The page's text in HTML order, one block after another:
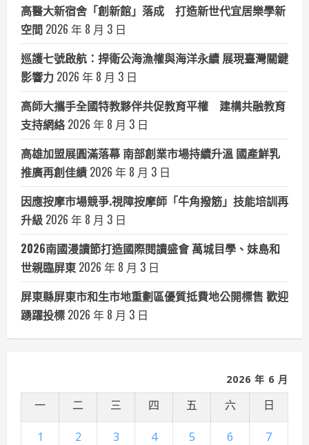
高醫大新宿舍「創新館」落成 打造新世代宜居樂學新
空間 2026 年 8 月 3 日
巡護七號啟航：捍衛公海漁權與海洋永續 展現臺灣關鍵
影響力 2026 年 8 月 3 日
高師大攜手全國特教夥伴共促教育平權 建構共融教育
支持網絡 2026 年 8 月 3 日
高雄加盟展圓滿落幕 南部創業市場持續升溫 國產鮮乳
推廣再創佳績 2026 年 8 月 3 日
因應按摩市場競爭.視障按摩師「牛角撥筋」技能培訓再
升級 2026 年 8 月 3 日
2026南國漫讀節打造國際閱讀盛會 萬城目學、妹島和
世親臨屏東 2026 年 8 月 3 日
屏東縣屏東市和生市地重劃區優質抵費地公開標售 歡迎
踴躍投標 2026 年 8 月 3 日
2026 年 6 月
一 二 三 四 五 六 日
1 2 3 4 5 6
7